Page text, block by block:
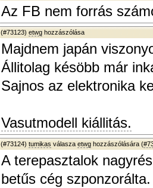
Az FB nem forrás
(#73123) etwg hozzászólása
Majdnem japán
Állitolag késöbb már
Sajnos az elektronika
Vasutmodell kiállitás.
(#73124) tumikas válasza etwg hozzászólására (
A terepasztalok
betűs cég